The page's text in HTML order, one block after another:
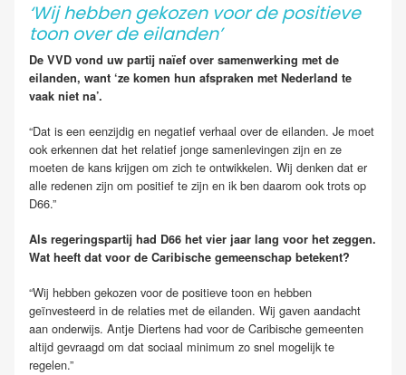
‘Wij hebben gekozen voor de positieve
toon over de eilanden’
De VVD vond uw partij naïef over samenwerking met de
eilanden, want ‘ze komen hun afspraken met Nederland te
vaak niet na’.
“Dat is een eenzijdig en negatief verhaal over de eilanden. Je moet
ook erkennen dat het relatief jonge samenlevingen zijn en ze
moeten de kans krijgen om zich te ontwikkelen. Wij denken dat er
alle redenen zijn om positief te zijn en ik ben daarom ook trots op
D66.”
Als regeringspartij had D66 het vier jaar lang voor het zeggen.
Wat heeft dat voor de Caribische gemeenschap betekent?
“Wij hebben gekozen voor de positieve toon en hebben
geïnvesteerd in de relaties met de eilanden. Wij gaven aandacht
aan onderwijs. Antje Diertens had voor de Caribische gemeenten
altijd gevraagd om dat sociaal minimum zo snel mogelijk te
regelen.”